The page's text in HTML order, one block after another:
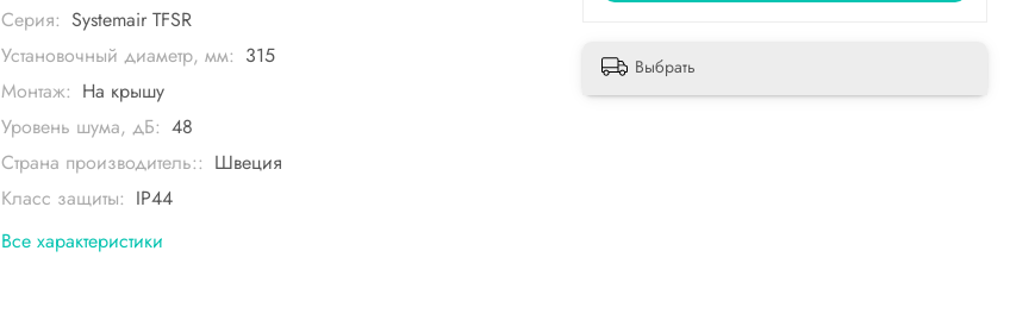
Серия: Systemair TFSR
Установочный диаметр, мм: 315
Монтаж: На крышу
Уровень шума, дБ: 48
Страна производитель:: Швеция
Класс защиты: IP44
Все характеристики
Выбрать